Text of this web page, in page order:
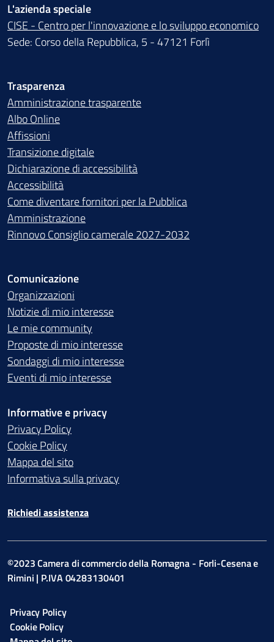
L'azienda speciale
CISE - Centro per l'innovazione e lo sviluppo economico
Sede: Corso della Repubblica, 5 - 47121 Forlì
Trasparenza
Amministrazione trasparente
Albo Online
Affissioni
Transizione digitale
Dichiarazione di accessibilità
Accessibilità
Come diventare fornitori per la Pubblica
Amministrazione
Rinnovo Consiglio camerale 2027-2032
Comunicazione
Organizzazioni
Notizie di mio interesse
Le mie community
Proposte di mio interesse
Sondaggi di mio interesse
Eventi di mio interesse
Informative e privacy
Privacy Policy
Cookie Policy
Mappa del sito
Informativa sulla privacy
Richiedi assistenza
©2023 Camera di commercio della Romagna - Forli-Cesena e
Rimini | P.IVA 04283130401
Privacy Policy
Cookie Policy